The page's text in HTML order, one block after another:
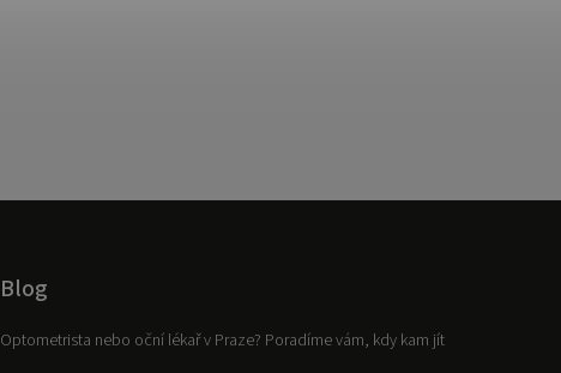
Blog
Optometrista nebo oční lékař v Praze? Poradíme vám, kdy kam jít